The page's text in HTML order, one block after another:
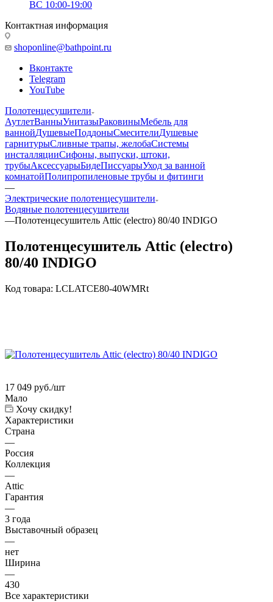
ВС 10:00-19:00
Контактная информация
shoponline@bathpoint.ru
Вконтакте
Telegram
YouTube
Полотенцесушители
АутлетВанныУнитазыРаковиныМебель для
ваннойДушевыеПоддоныСмесителиДушевые
гарнитурыСливные трапы, желобаСистемы
инсталляцииСифоны, выпуски, штоки,
трубыАксессуарыБидеПиссуарыУход за ванной
комнатойПолипропиленовые трубы и фитинги
—
Электрические полотенцесушители
Водяные полотенцесушители
—Полотенцесушитель Attic (electro) 80/40 INDIGO
Полотенцесушитель Attic (electro)
80/40 INDIGO
Код товара: LСLATCE80-40WMRt
17 049 руб./шт
Мало
Хочу скидку!
Характеристики
Страна
—
Россия
Коллекция
—
Attic
Гарантия
—
3 года
Выставочный образец
—
нет
Ширина
—
430
Все характеристики